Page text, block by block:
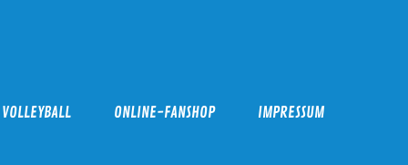
VOLLEYBALL ONLINE-FANSHOP IMPRESSUM